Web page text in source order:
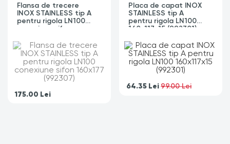
Flansa de trecere
INOX STAINLESS tip A
pentru rigola LN100
conexiune sifon
175.00 Lei
Placa de capat INOX
STAINLESS tip A
pentru rigola LN100
160x117x15 (992301)
64.35 Lei99.00 Lei